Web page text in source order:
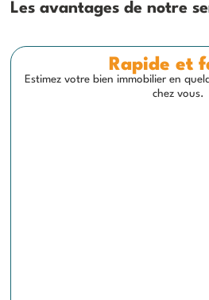
Les avantages de notre
Rapide et
Estimez votre bien immobilier en
chez vous.